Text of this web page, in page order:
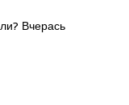
Вчерась